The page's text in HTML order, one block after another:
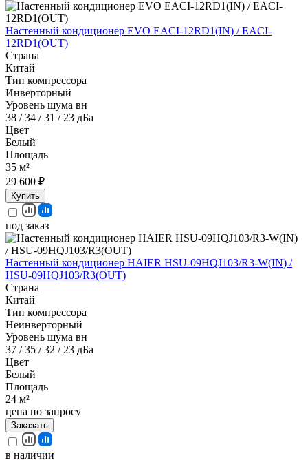
Настенный кондиционер EVO EACI-12RD1(IN) / EACI-
12RD1(OUT)
Страна
Китай
Тип компрессора
Инверторный
Уровень шума вн
38 / 34 / 31 / 23 дБа
Цвет
Белый
Площадь
35 м²
29 600 ₽
Купить
под заказ
Настенный кондиционер HAIER HSU-09HQJ103/R3-W(IN) /
HSU-09HQJ103/R3(OUT)
Страна
Китай
Тип компрессора
Неинверторный
Уровень шума вн
37 / 35 / 32 / 23 дБа
Цвет
Белый
Площадь
24 м²
цена по запросу
Заказать
в наличии